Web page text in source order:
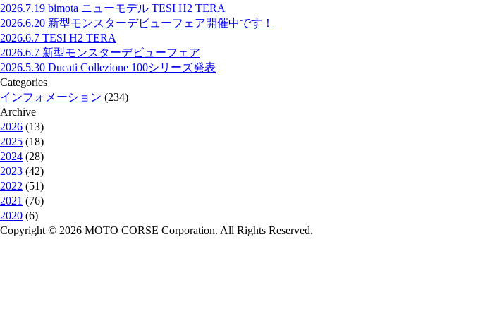
2026.7.19 bimota ニューモデル TESI H2 TERA
2026.6.20 新型モンスターデビューフェア開催中です！
2026.6.7 TESI H2 TERA
2026.6.7 新型モンスターデビューフェア
2026.5.30 Ducati Collezione 100シリーズ発表
Categories
インフォメーション (234)
Archive
2026 (13)
2025 (18)
2024 (28)
2023 (42)
2022 (51)
2021 (76)
2020 (6)
Copyright © 2026 MOTO CORSE Corporation. All Rights Reserved.